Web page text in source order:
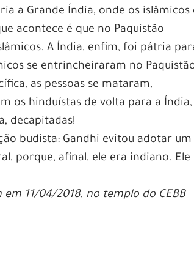
a Grande Índia, onde os islâmicos
acontece é que no Paquistão
A Índia, enfim, foi pátria
se entrincheiraram no
as pessoas se mataram,
os hinduístas de volta para a Índia,
decapitadas!
budista: Gandhi evitou adotar um
porque, afinal, ele era indiano. Ele
11/04/2018, no templo do CEBB